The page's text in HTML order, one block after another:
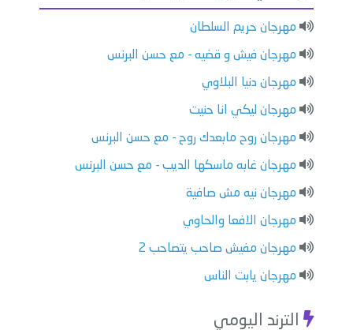
مهرجان حريم السلطان
مهرجان فيش و قضيه - مع حسن البرنس
مهرجان دنيا البلاوي
مهرجان ليكي انا حنيت
مهرجان روح مابعدك روح - مع حسن البرنس
مهرجان غابه ماسكها الديب - مع حسن البرنس
مهرجان نيه مش صافية
مهرجان الافعا والحاوي
مهرجان مفيش صاحب يتصاحب 2
مهرجان يابت الناس
الترند اليومي